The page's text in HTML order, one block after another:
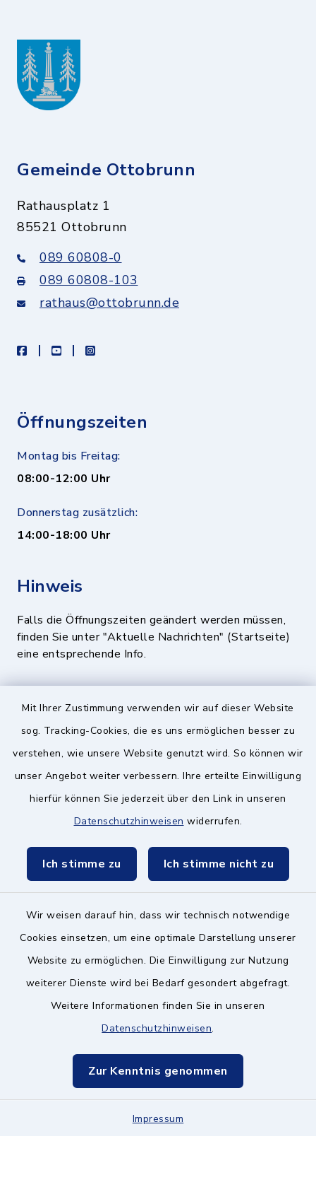
Mit Ihrer Zustimmung verwenden wir auf dieser Website
sog. Tracking-Cookies, die es uns ermöglichen besser zu
verstehen, wie unsere Website genutzt wird. So können wir
unser Angebot weiter verbessern. Ihre erteilte Einwilligung
hierfür können Sie jederzeit über den Link in unseren
Datenschutzhinweisen widerrufen.
Ich stimme zu Ich stimme nicht zu
Wir weisen darauf hin, dass wir technisch notwendige
Cookies einsetzen, um eine optimale Darstellung unserer
Website zu ermöglichen. Die Einwilligung zur Nutzung
weiterer Dienste wird bei Bedarf gesondert abgefragt.
Weitere Informationen finden Sie in unseren
Datenschutzhinweisen.
Zur Kenntnis genommen
Impressum
Gemeinde Ottobrunn
Rathausplatz 1
85521 Ottobrunn
089 60808-0
089 60808-103
rathaus@ottobrunn.de
facebookyoutubeinstagram
Öffnungszeiten
Montag bis Freitag:
08:00-12:00 Uhr
Donnerstag zusätzlich:
14:00-18:00 Uhr
Hinweis
Falls die Öffnungszeiten geändert werden müssen,
finden Sie unter "Aktuelle Nachrichten" (Startseite)
eine entsprechende Info.
Quicklinks
BayernPortal
Landratsamt München
Zweckverband München Südost
Kontakt ins Rathaus
Datenschutz
Hinweisgeberschutz
Sitemap